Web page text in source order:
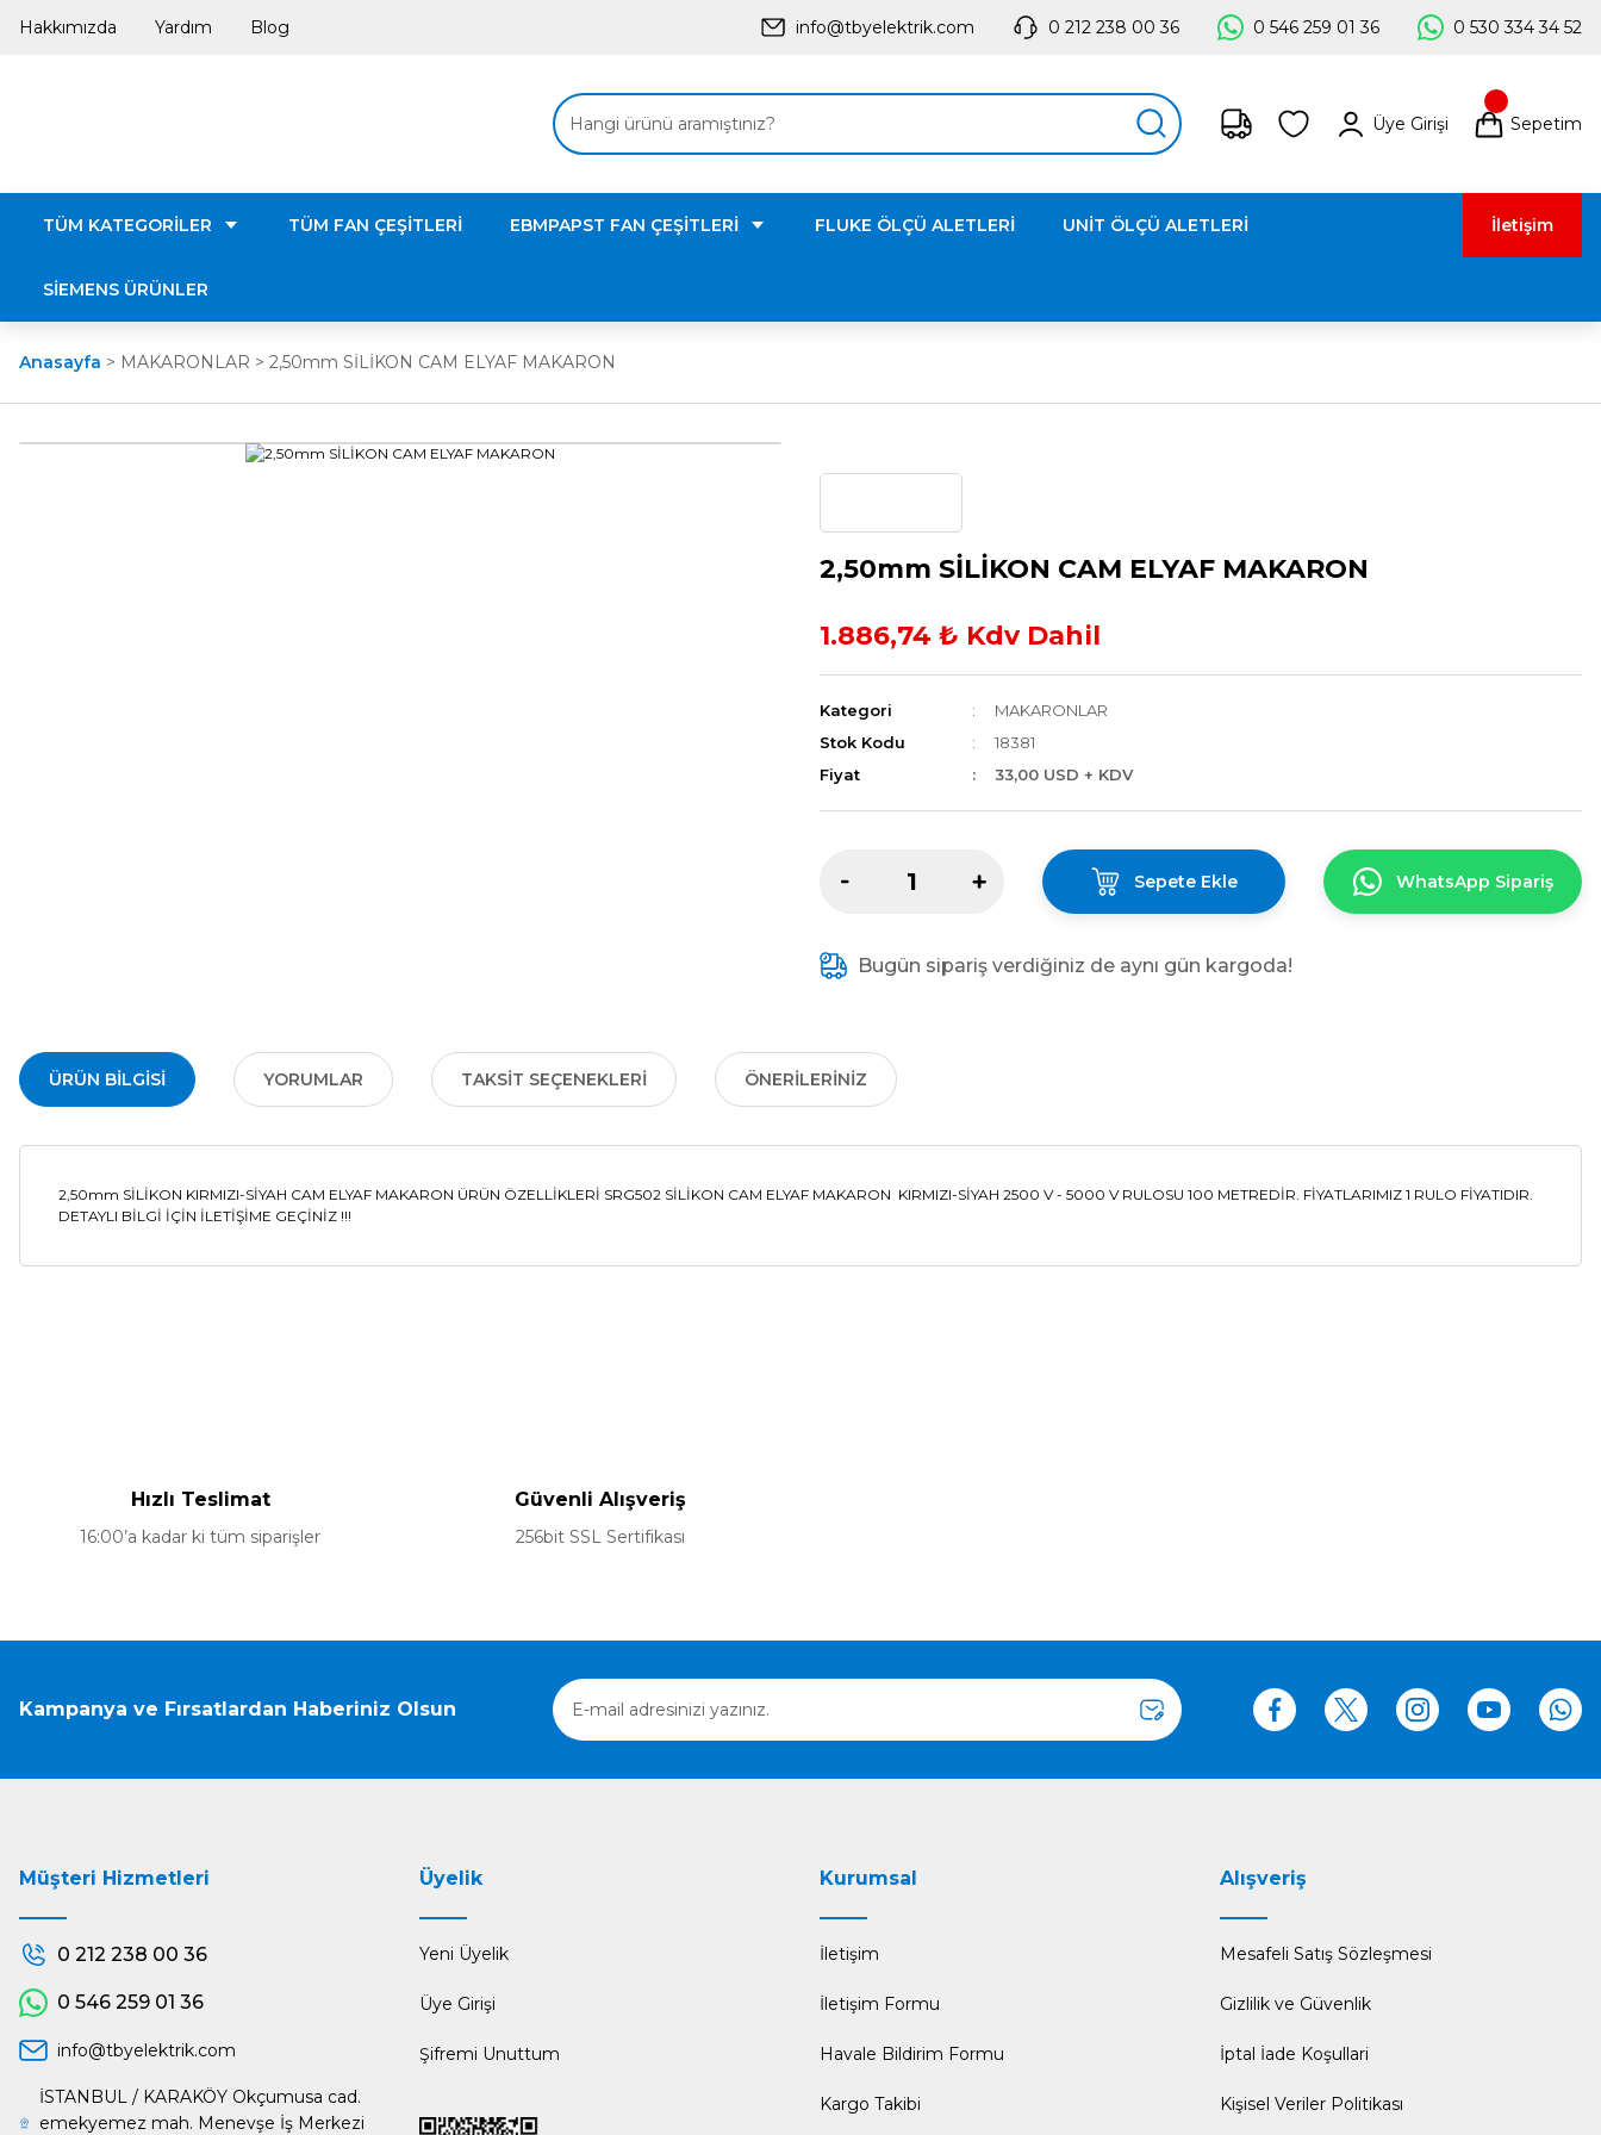
Hakkımızda Yardım Blog info@tbyelektrik.com 0 212 238 00 36 0 546 259 01 36 0 530 334 34 52
Üye Girişi Sepetim
TÜM KATEGORİLER TÜM FAN ÇEŞİTLERİ EBMPAPST FAN ÇEŞİTLERİ FLUKE ÖLÇÜ ALETLERİ UNİT ÖLÇÜ ALETLERİ
SİEMENS ÜRÜNLER
İletişim
Anasayfa MAKARONLAR 2,50mm SİLİKON CAM ELYAF MAKARON
2,50mm SİLİKON CAM ELYAF MAKARON
1.886,74 ₺ Kdv Dahil
Kategori
MAKARONLAR
Stok Kodu
18381
Fiyat
33,00 USD + KDV
Sepete Ekle WhatsApp Sipariş
Bugün sipariş verdiğiniz de aynı gün kargoda!
ÜRÜN BILGISI YORUMLAR TAKSIT SEÇENEKLERI ÖNERILERINIZ
2,50mm SİLİKON KIRMIZI-SİYAH CAM ELYAF MAKARON ÜRÜN ÖZELLİKLERİ SRG502 SİLİKON CAM ELYAF MAKARON KIRMIZI-SİYAH 2500 V - 5000 V RULOSU 100 METREDİR. FİYATLARIMIZ 1 RULO FİYATIDIR.
DETAYLI BİLGİ İÇİN İLETİŞİME GEÇİNİZ !!!
Ürün bilgilerinde hatalar bulunuyor.
Ürün fiyatı diğer sitelerden daha pahalı.
Hızlı Teslimat
16:00’a kadar ki tüm siparişler
Güvenli Alışveriş
256bit SSL Sertifikası
Kampanya ve Fırsatlardan Haberiniz Olsun
Müşteri Hizmetleri
0 212 238 00 36
0 546 259 01 36
info@tbyelektrik.com
İSTANBUL / KARAKÖY Okçumusa cad.
emekyemez mah. Menevşe İş Merkezi
Üyelik
Yeni Üyelik
Üye Girişi
Şifremi Unuttum
Kurumsal
İletişim
İletişim Formu
Havale Bildirim Formu
Kargo Takibi
Alışveriş
Mesafeli Satış Sözleşmesi
Gizlilik ve Güvenlik
İptal İade Koşullari
Kişisel Veriler Politikası